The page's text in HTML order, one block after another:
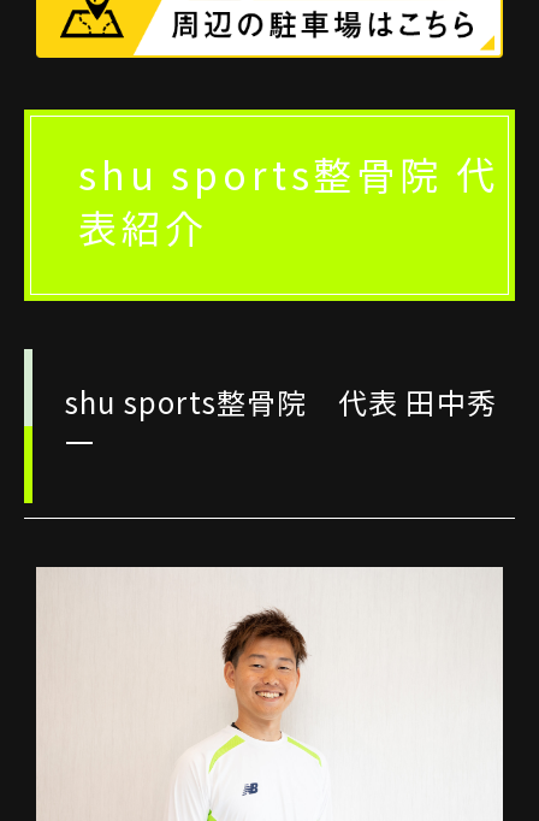
shu sports整骨院 代
表紹介
shu sports整骨院 代表 田中秀
一